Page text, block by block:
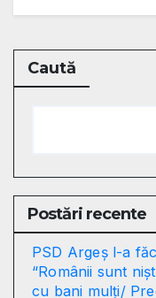
Caută
Postări recente
PSD Argeș l-a
“Românii sunt
cu bani mulți/